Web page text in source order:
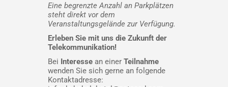
Eine begrenzte Anzahl an Parkplätzen
steht direkt vor dem
Veranstaltungsgelände zur Verfügung.
Erleben Sie mit uns die Zukunft der
Telekommunikation!
Bei Interesse an einer Teilnahme
wenden Sie sich gerne an folgende
Kontaktadresse: